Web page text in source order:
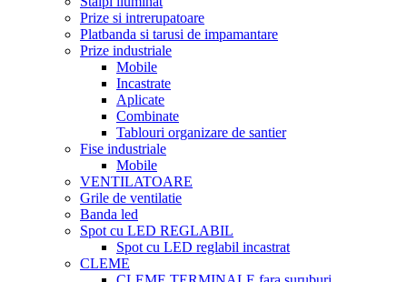
Prize si intrerupatoare
Platbanda si tarusi de impamantare
Prize industriale
Mobile
Incastrate
Aplicate
Combinate
Tablouri organizare de santier
Fise industriale
Mobile
VENTILATOARE
Grile de ventilatie
Banda led
Spot cu LED REGLABIL
Spot cu LED reglabil incastrat
CLEME